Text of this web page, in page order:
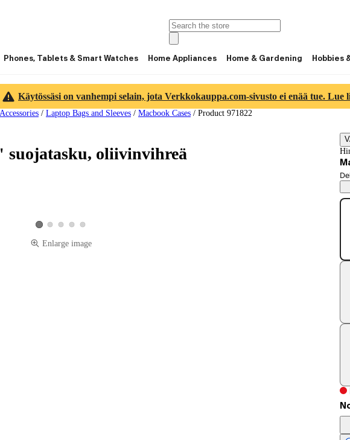
Phones, Tablets & Smart Watches Home Appliances Home & Gardening Hobbies
Käytössäsi on vanhempi selain, jota Verkkokauppa.com-sivusto ei enää tue. Lue
/ Laptop Bags and Sleeves / Macbook Cases / Product 971822
suojatasku, oliivinvihreä
View product image 1
View product image 2
View product image 3
View product image 4
View product image 5
Enlarge image